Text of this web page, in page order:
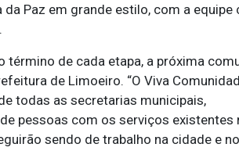
Paz em grande estilo, com a equipe
término de cada etapa, a próxima
de Limoeiro. “O Viva
todas as secretarias municipais,
pessoas com os serviços existentes
sendo de trabalho na cidade e